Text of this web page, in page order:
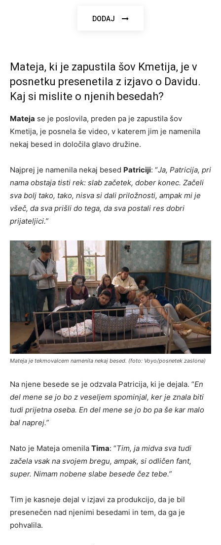
DODAJ
Mateja, ki je zapustila šov Kmetija, je v
posnetku presenetila z izjavo o Davidu.
Kaj si mislite o njenih besedah?
Mateja se je poslovila, preden pa je zapustila šov
Kmetija, je posnela še video, v katerem jim je namenila
nekaj besed in določila glavo družine.
Najprej je namenila nekaj besed Patriciji: “Ja, Patricija, pri
nama obstaja tisti rek: slab začetek, dober konec. Začeli
sva bolj tako, tako, nisva si dali priložnosti, ampak mi je
všeč, da sva prišli do tega, da sva postali res dobri
prijateljici.”
Mateja je tekmovalcem namenila nekaj besed. (foto: Voyo/posnetek zaslona)
Na njene besede se je odzvala Patricija, ki je dejala. “En
del mene se jo bo z veseljem spominjal, ker je znala biti
tudi prijetna oseba. En del mene se jo bo pa še kar malo
bal naprej.”
Nato je Mateja omenila Tima: “Tim, ja midva sva tudi
začela vsak na svojem bregu, ampak, si odličen fant,
super. Nimam nobene slabe besede čez tebe.”
Tim je kasneje dejal v izjavi za produkcijo, da je bil
presenečen nad njenimi besedami in tem, da ga je
pohvalila.